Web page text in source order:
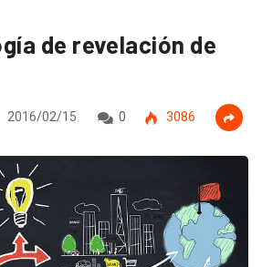
de revelación de
2016/02/15 0 3086